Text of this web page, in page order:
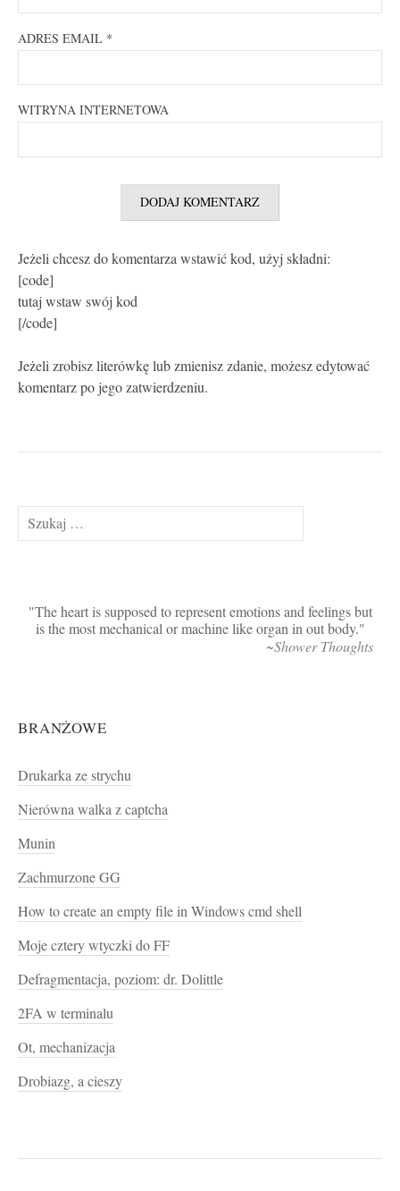
ADRES EMAIL *
WITRYNA INTERNETOWA
Jeżeli chcesz do komentarza wstawić kod, użyj składni:
[code]
tutaj wstaw swój kod
[/code]
Jeżeli zrobisz literówkę lub zmienisz zdanie, możesz edytować
komentarz po jego zatwierdzeniu.
Szukaj:
The heart is supposed to represent emotions and feelings but
is the most mechanical or machine like organ in out body.
~Shower Thoughts
BRANŻOWE
Drukarka ze strychu
Nierówna walka z captcha
Munin
Zachmurzone GG
How to create an empty file in Windows cmd shell
Moje cztery wtyczki do FF
Defragmentacja, poziom: dr. Dolittle
2FA w terminalu
Ot, mechanizacja
Drobiazg, a cieszy